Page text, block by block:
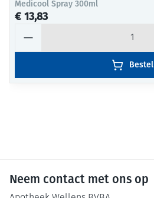
Medicool Spray 300ml
€ 13,83
Bestel
Neem contact met ons op